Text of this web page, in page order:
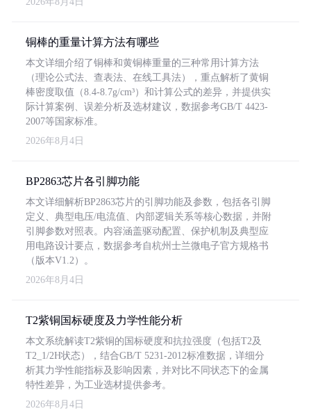
铜棒的重量计算方法有哪些
本文详细介绍了铜棒和黄铜棒重量的三种常用计算方法
（理论公式法、查表法、在线工具法），重点解析了黄铜
棒密度取值（8.4-8.7g/cm³）和计算公式的差异，并提供实
际计算案例、误差分析及选材建议，数据参考GB/T 4423-
2007等国家标准。
2026年8月4日
BP2863芯片各引脚功能
本文详细解析BP2863芯片的引脚功能及参数，包括各引脚
定义、典型电压/电流值、内部逻辑关系等核心数据，并附
引脚参数对照表。内容涵盖驱动配置、保护机制及典型应
用电路设计要点，数据参考自杭州士兰微电子官方规格书
（版本V1.2）。
2026年8月4日
T2紫铜国标硬度及力学性能分析
本文系统解读T2紫铜的国标硬度和抗拉强度（包括T2及
T2_1/2H状态），结合GB/T 5231-2012标准数据，详细分
析其力学性能指标及影响因素，并对比不同状态下的金属
特性差异，为工业选材提供参考。
2026年8月4日